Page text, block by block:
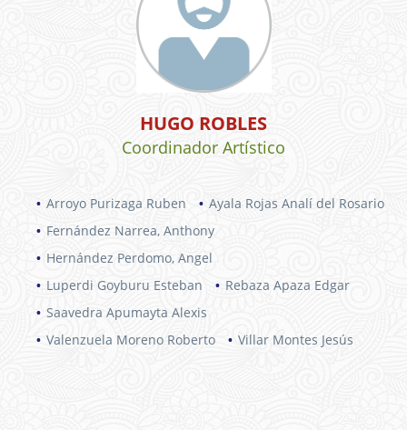
HUGO ROBLES
Coordinador Artístico
Arroyo Purizaga Ruben
Ayala Rojas Analí del Rosario
Fernández Narrea, Anthony
Hernández Perdomo, Angel
Luperdi Goyburu Esteban
Rebaza Apaza Edgar
Saavedra Apumayta Alexis
Valenzuela Moreno Roberto
Villar Montes Jesús